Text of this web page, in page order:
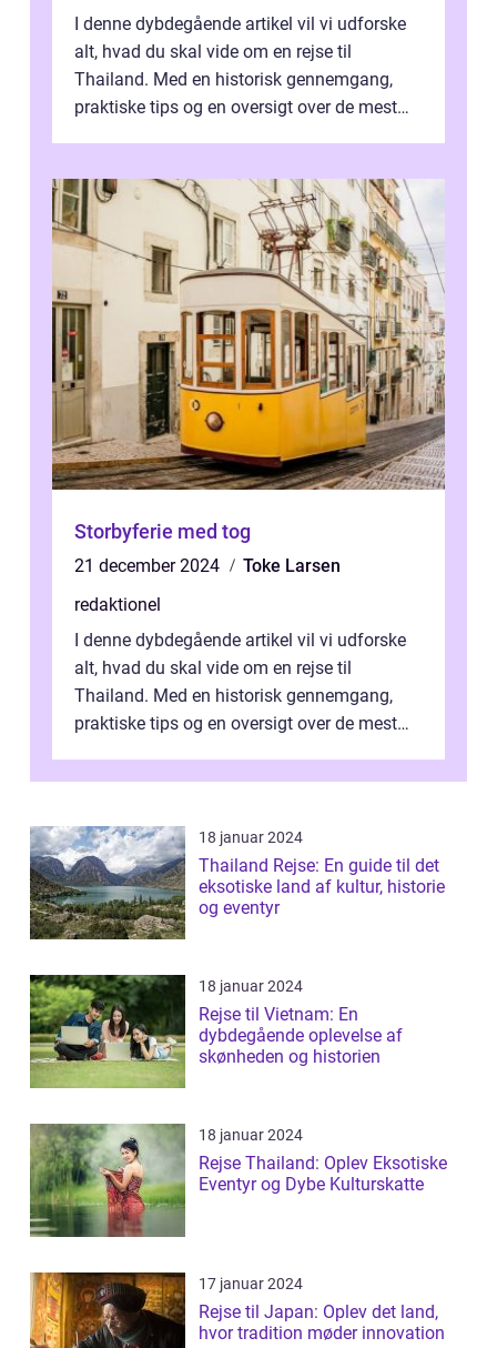
I denne dybdegående artikel vil vi udforske
alt, hvad du skal vide om en rejse til
Thailand. Med en historisk gennemgang,
praktiske tips og en oversigt over de mest
Storbyferie med tog
21 december 2024
Toke Larsen
redaktionel
I denne dybdegående artikel vil vi udforske
alt, hvad du skal vide om en rejse til
Thailand. Med en historisk gennemgang,
praktiske tips og en oversigt over de mest
18 januar 2024
Thailand Rejse: En guide til det
eksotiske land af kultur, historie
og eventyr
18 januar 2024
Rejse til Vietnam: En
dybdegående oplevelse af
skønheden og historien
18 januar 2024
Rejse Thailand: Oplev Eksotiske
Eventyr og Dybe Kulturskatte
17 januar 2024
Rejse til Japan: Oplev det land,
hvor tradition møder innovation